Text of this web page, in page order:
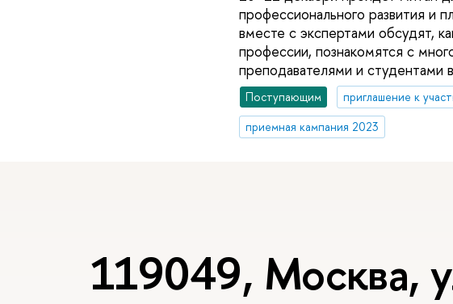
профессионального развития и
вместе с экспертами обсудят,
профессии, познакомятся с
преподавателями и студентами
Поступающим приглашение к
приемная кампания 2023
119049, Москва,